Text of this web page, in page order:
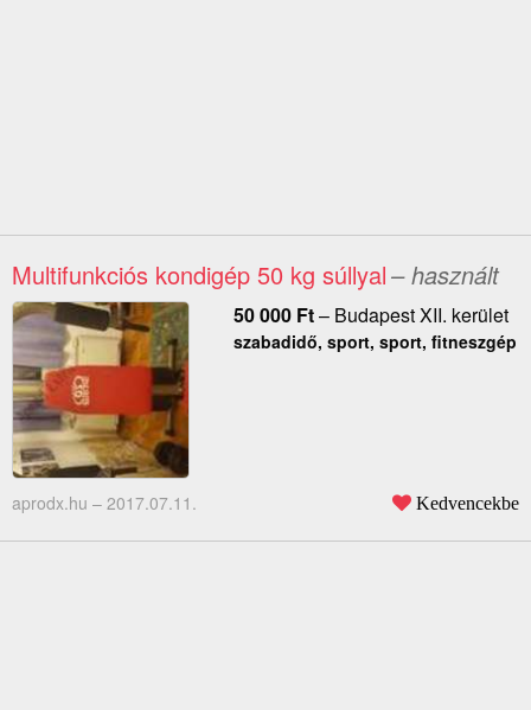
Multifunkciós kondigép 50 kg súllyal– használt
50 000 Ft– Budapest XII. kerület
szabadidő, sport, sport, fitneszgép
aprodx.hu – 2017.07.11. Kedvencekbe